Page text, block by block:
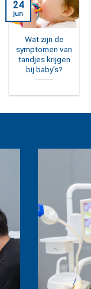
Wat zijn de
symptomen van
tandjes krijgen
bij baby’s?
24
jun